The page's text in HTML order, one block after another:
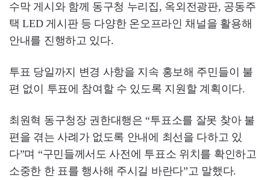
수막 게시와 함께 동구청 누리집, 옥외전광판, 공동주
택 LED 게시판 등 다양한 온오프라인 채널을 활용해
안내를 진행하고 있다.
투표 당일까지 변경 사항을 지속 홍보해 주민들이 불
편 없이 투표에 참여할 수 있도록 지원할 계획이다.
최원혁 동구청장 권한대행은 “투표소를 잘못 찾아 불
편을 겪는 사례가 없도록 안내에 최선을 다하고 있
다”며 “구민들께서도 사전에 투표소 위치를 확인하고
소중한 한 표를 행사해 주시길 바란다”고 말했다.